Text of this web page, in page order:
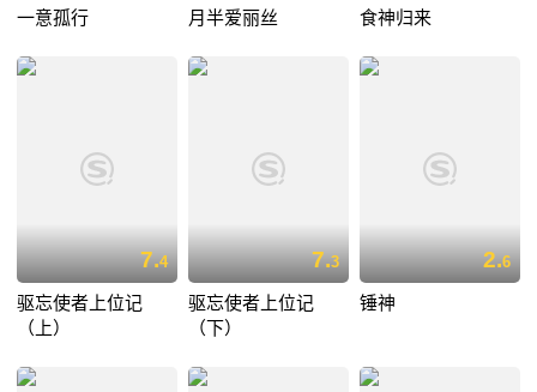
一意孤行 月半爱丽丝 食神归来
7.4
驱忘使者上位记
（上）
7.3
驱忘使者上位记
（下）
2.6
锤神